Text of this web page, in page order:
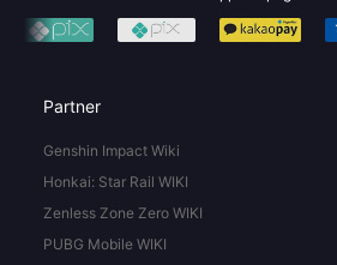
Partner
Genshin Impact Wiki
Honkai: Star Rail WIKI
Zenless Zone Zero WIKI
PUBG Mobile WIKI